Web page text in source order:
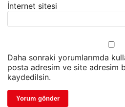
İnternet sitesi
Daha sonraki yorumlarımda
posta adresim ve site adresim
kaydedilsin.